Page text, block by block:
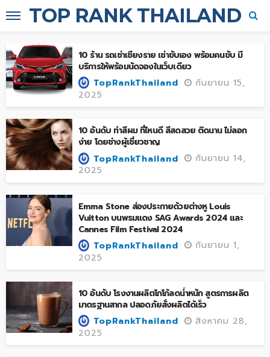
TOP RANK THAILAND
10 ร้าน รถเช่าเชียงราย เช่าขับเอง พร้อมคนขับ มี
บริการให้พร้อมนัดจองในเว็บเดียว
TopRankThailand
กันยายน 15,
2025
10 อันดับ ทำสีผม ที่ไหนดี สีสดสวย ติดนาน ไม่ลอก
ง่าย โดยช่างผู้เชี่ยวชาญ
TopRankThailand
กันยายน 14,
2025
Emma Stone ส่องประกายด้วยต่างหู Louis
Vuitton บนพรมแดง SAG Awards 2024 และ
Cannes Film Festival 2024
TopRankThailand
กันยายน 1,
2025
10 อันดับ โรงงานผลิตโกโก้ลดน้ำหนัก สูตรการผลิต
มาตรฐานสากล ปลอดภัยสั่งผลิตได้เร็ว
TopRankThailand
สิงหาคม 28,
2025